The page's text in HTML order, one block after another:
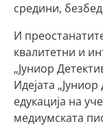
средини,
И
квалитетни и
„Јуниор
Идејата
едукација на
медиумската